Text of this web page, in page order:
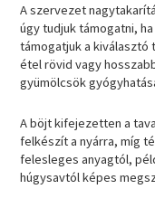
A szervezet
úgy tudjuk támogatni,
támogatjuk a
étel rövid vagy
gyümölcsök
A böjt kifejezetten a
felkészít a nyárra, míg
felesleges anyagtól,
húgysavtól képes